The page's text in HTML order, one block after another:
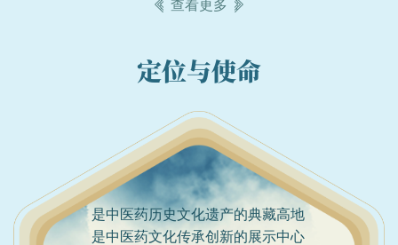
查看更多
定位与使命
是中医药历史文化遗产的典藏高地
是中医药文化传承创新的展示中心